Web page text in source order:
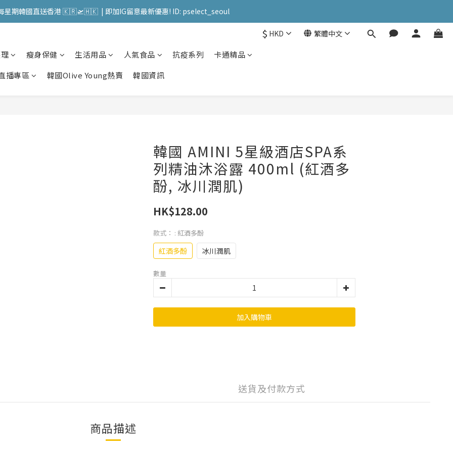
送 順豐站 / 順便智能櫃 免運費! (果汁/韓國被/直播商品除外) | FACEBOOK: PATC遊走泡菜國
星期韓國直送香港 🇰🇷🛫🇭🇰  | 即加IG留意最新優惠! ID: pselect_seoul
送 順豐站 / 順便智能櫃 免運費! (果汁/韓國被/直播商品除外) | FACEBOOK: PATC遊走泡菜國
$ HKD 繁體中文
瘦身保健 生活用品 人氣食品 抗疫系列
卡通精品
播專區
韓國Olive Young熱賣 韓國資訊
韓國 AMINI 5星級酒店SPA系
列精油沐浴露 400ml (紅酒多
酚, 冰川潤肌)
HK$128.00
款式： : 紅酒多酚
紅酒多酚 冰川潤肌
數量
加入購物車
送貨及付款方式
商品描述